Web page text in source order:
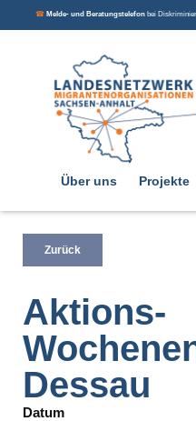
☎ Melde- und Beratungstelefon bei
Über uns Projekte
Zurück
Aktions-
Dessau
Datum